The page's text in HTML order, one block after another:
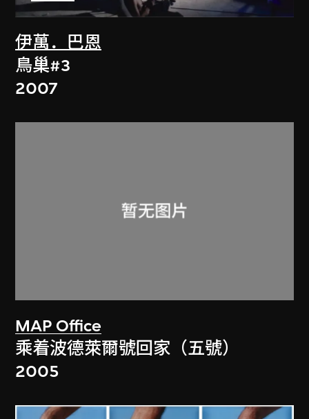
伊萬．巴恩
鳥巢#3
2007
MAP Office
乘着波德萊爾號回家（五號）
2005